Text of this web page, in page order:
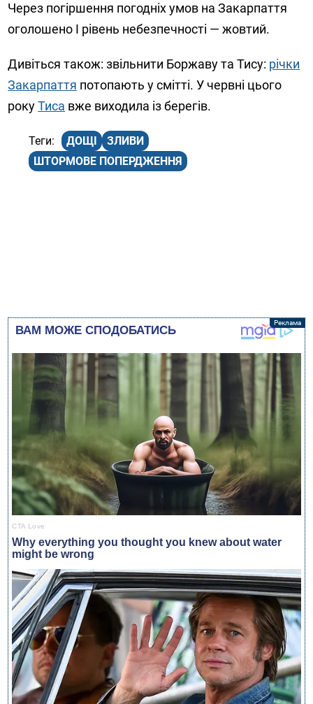
Через погіршення погодніх умов на Закарпаття
оголошено І рівень небезпечності — жовтий.
Дивіться також: звільнити Боржаву та Тису: річки
Закарпаття потопають у смітті. У червні цього
рокуТиса вже виходила із берегів.
ДОЩІ
ЗЛИВИ
ШТОРМОВЕ ПОПЕРДЖЕННЯ